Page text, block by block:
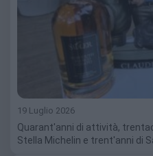
19 Luglio 2026
Quarant'anni di attività,
Stella Michelin e trent'anni di